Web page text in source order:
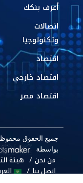
أعرف بنكك
اتصالات
وتكنولوجيا
اقتصاد
اقتصاد خارجي
اقتصاد مصر
بواسطة
من نحن هيئة
اتصل بنا